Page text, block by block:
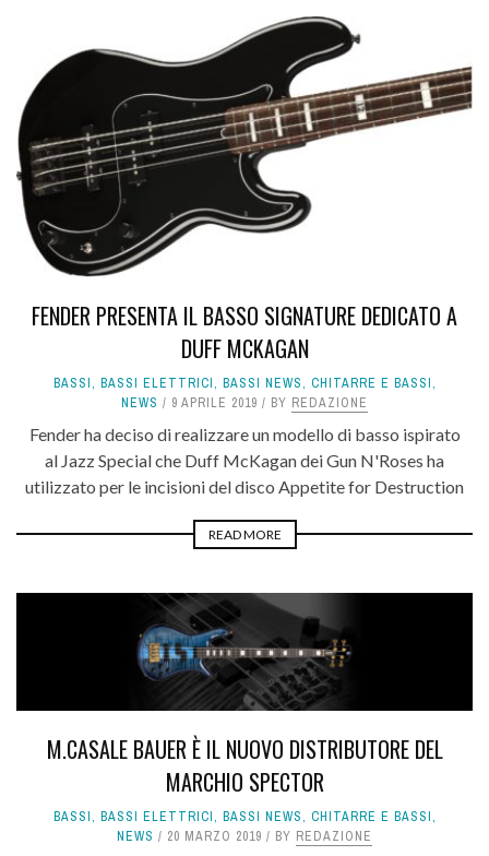
FENDER PRESENTA IL BASSO SIGNATURE DEDICATO A
DUFF MCKAGAN
BASSI, BASSI ELETTRICI, BASSI NEWS, CHITARRE E BASSI,
NEWS
9 APRILE 2019 BY REDAZIONE
Fender ha deciso di realizzare un modello di basso ispirato
al Jazz Special che Duff McKagan dei Gun N'Roses ha
utilizzato per le incisioni del disco Appetite for Destruction
READ MORE
M.CASALE BAUER È IL NUOVO DISTRIBUTORE DEL
MARCHIO SPECTOR
BASSI, BASSI ELETTRICI, BASSI NEWS, CHITARRE E BASSI,
NEWS
20 MARZO 2019 BY REDAZIONE